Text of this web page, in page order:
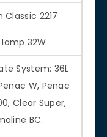
Classic 2217
lamp 32W
System: 36L
W, Penac
Clear Super,
BC.